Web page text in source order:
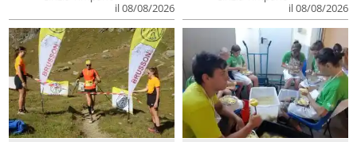
il 08/08/2026
il 08/08/2026